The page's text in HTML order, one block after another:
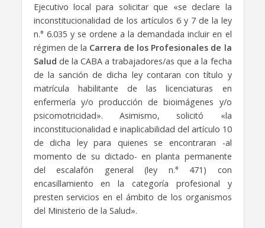
Ejecutivo local para solicitar que «se declare la
inconstitucionalidad de los artículos 6 y 7 de la ley
n.° 6.035 y se ordene a la demandada incluir en el
régimen de la Carrera de los Profesionales de la
Salud de la CABA a trabajadores/as que a la fecha
de la sanción de dicha ley contaran con título y
matrícula habilitante de las licenciaturas en
enfermería y/o producción de bioimágenes y/o
psicomotricidad». Asimismo, solicitó «la
inconstitucionalidad e inaplicabilidad del artículo 10
de dicha ley para quienes se encontraran -al
momento de su dictado- en planta permanente
del escalafón general (ley n.° 471) con
encasillamiento en la categoría profesional y
presten servicios en el ámbito de los organismos
del Ministerio de la Salud».